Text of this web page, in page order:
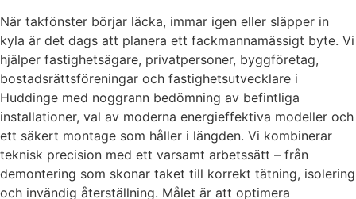
När takfönster börjar läcka, immar igen eller släpper in
kyla är det dags att planera ett fackmannamässigt byte. Vi
hjälper fastighetsägare, privatpersoner, byggföretag,
bostadsrättsföreningar och fastighetsutvecklare i
Huddinge med noggrann bedömning av befintliga
installationer, val av moderna energieffektiva modeller och
ett säkert montage som håller i längden. Vi kombinerar
teknisk precision med ett varsamt arbetssätt – från
demontering som skonar taket till korrekt tätning, isolering
och invändig återställning. Målet är att optimera